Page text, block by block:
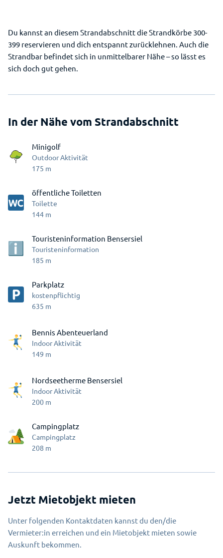
Du kannst an diesem Strandabschnitt die Strandkörbe 300-
399 reservieren und dich entspannt zurücklehnen. Auch die
Strandbar befindet sich in unmittelbarer Nähe – so lässt es
sich doch gut gehen.
In der Nähe vom Strandabschnitt
Minigolf
Outdoor Aktivität
175 m
öffentliche Toiletten
Toilette
144 m
Touristeninformation Bensersiel
Touristeninformation
185 m
Parkplatz
kostenpflichtig
635 m
Bennis Abenteuerland
Indoor Aktivität
149 m
Nordseetherme Bensersiel
Indoor Aktivität
200 m
Campingplatz
Campingplatz
208 m
Jetzt Mietobjekt mieten
Unter folgenden Kontaktdaten kannst du den/die
Vermieter:in erreichen und ein Mietobjekt mieten sowie
Auskunft bekommen.